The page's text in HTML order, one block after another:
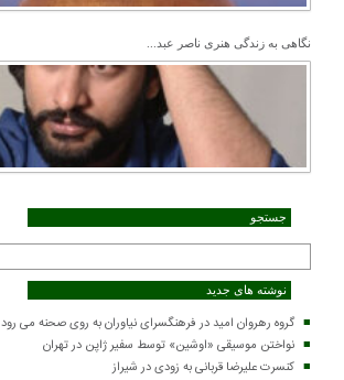
نگاهی به زندگی هنری ناصر عبد...
جستجو
نوشته های جدید
گروه رهروان امید در فرهنگسرای نیاوران به روی صحنه می رود
نواختن موسیقی «اوشین» توسط سفیر ژاپن در تهران
کنسرت علیرضا قربانی به زودی در شیراز